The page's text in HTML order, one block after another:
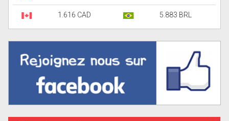
1.616 CAD 5.883 BRL